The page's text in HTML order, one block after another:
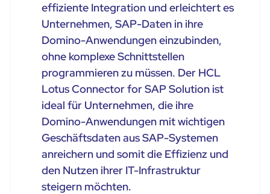
effiziente Integration und erleichtert es
Unternehmen, SAP-Daten in ihre
Domino-Anwendungen einzubinden,
ohne komplexe Schnittstellen
programmieren zu müssen. Der HCL
Lotus Connector for SAP Solution ist
ideal für Unternehmen, die ihre
Domino-Anwendungen mit wichtigen
Geschäftsdaten aus SAP-Systemen
anreichern und somit die Effizienz und
den Nutzen ihrer IT-Infrastruktur
steigern möchten.